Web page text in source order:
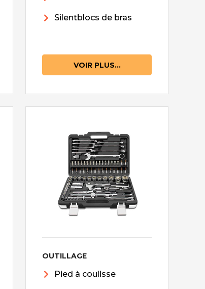
Silentblocs de bras
VOIR PLUS...
OUTILLAGE
Pied à coulisse